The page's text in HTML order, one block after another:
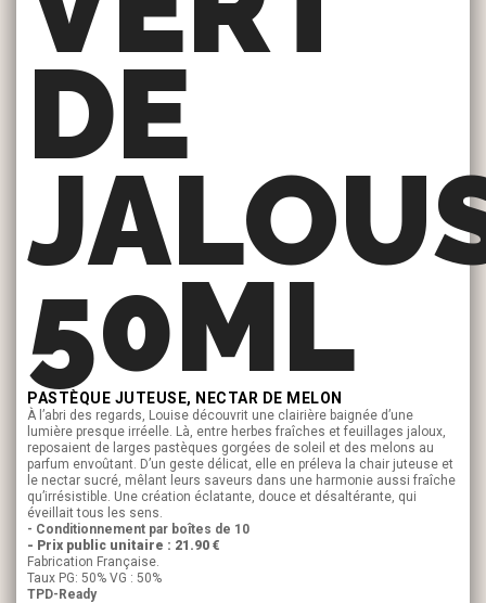
DE
50ML
PASTÈQUE JUTEUSE, NECTAR DE MELON
À l’abri des regards, Louise découvrit une clairière baignée d’une
lumière presque irréelle. Là, entre herbes fraîches et feuillages jaloux,
reposaient de larges pastèques gorgées de soleil et des melons au
parfum envoûtant. D’un geste délicat, elle en préleva la chair juteuse et
le nectar sucré, mêlant leurs saveurs dans une harmonie aussi fraîche
qu’irrésistible. Une création éclatante, douce et désaltérante, qui
éveillait tous les sens.
- Conditionnement par boîtes de 10
- Prix public unitaire : 21.90 €
Fabrication Française.
Taux PG: 50% VG : 50%
TPD-Ready